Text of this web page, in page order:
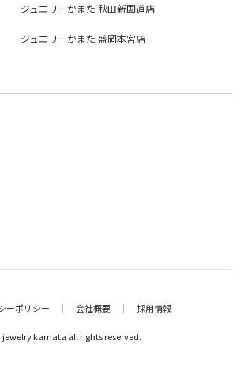
ジュエリーかまた 秋田新国道店
ジュエリーかまた 盛岡本宮店
ーポリシー ｜ 会社概要 ｜ 採用情報
kamata all rights reserved.